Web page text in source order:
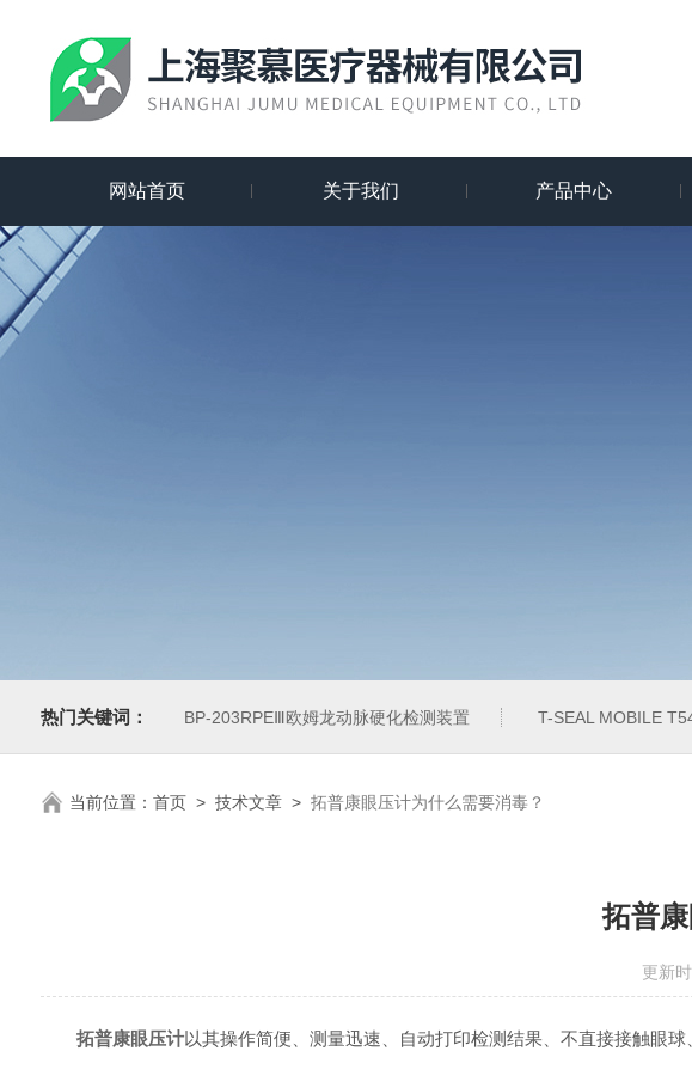
网站首页 关于我们 产品中心
热门关键词： BP-203RPEⅢ欧姆龙动脉硬化检测装置 T-SEAL MOBILE
当前位置： 首页> 技术文章> 拓普康眼压计为什么需要消毒？
拓普
更新
拓普康眼压计以其操作简便、测量迅速、自动打印检测结果、不直接接触眼